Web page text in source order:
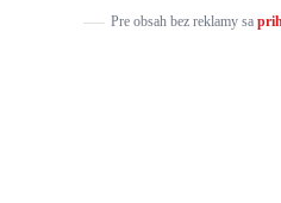
Pre obsah bez reklamy sa